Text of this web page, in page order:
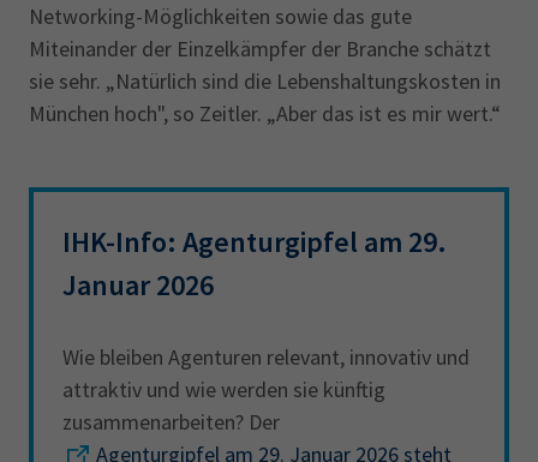
Networking-Möglichkeiten sowie das gute
Miteinander der Einzelkämpfer der Branche schätzt
sie sehr. „Natürlich sind die Lebenshaltungskosten in
München hoch", so Zeitler. „Aber das ist es mir wert.“
IHK-Info: Agenturgipfel am 29.
Januar 2026
Wie bleiben Agenturen relevant, innovativ und
attraktiv und wie werden sie künftig
zusammenarbeiten? Der
Agenturgipfel am 29. Januar 2026 steht